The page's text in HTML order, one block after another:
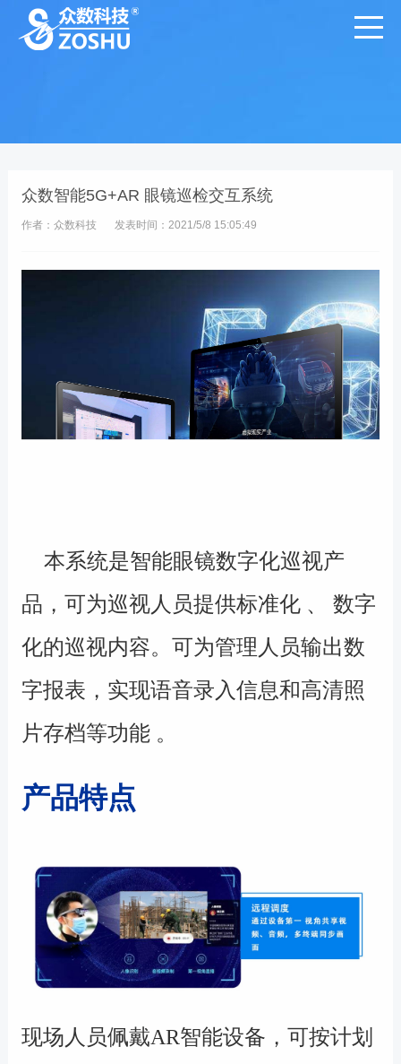
众数智能5G+AR 眼镜巡检交互系统
作者：众数科技 发表时间：2021/5/8 15:05:49
本系统是智能眼镜数字化巡视产
品，可为巡视人员提供标准化 、 数字
化的巡视内容。可为管理人员输出数
字报表，实现语音录入信息和高清照
片存档等功能 。
产品特点
现场人员佩戴AR智能设备，可按计划